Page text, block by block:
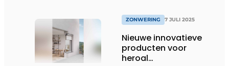
ZONWERING 7 JULI 2025
Nieuwe innovatieve
producten voor
heroal